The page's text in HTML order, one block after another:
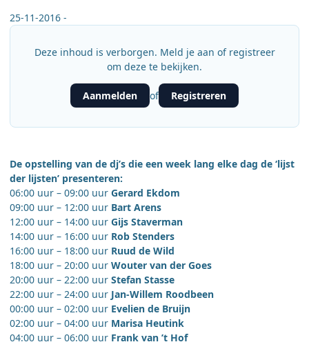
25-11-2016 -
Deze inhoud is verborgen. Meld je aan of registreer
om deze te bekijken.
Aanmelden of Registreren
De opstelling van de dj’s die een week lang elke dag de ‘lijst
der lijsten’ presenteren:
06:00 uur – 09:00 uur Gerard Ekdom
09:00 uur – 12:00 uur Bart Arens
12:00 uur – 14:00 uur Gijs Staverman
14:00 uur – 16:00 uur Rob Stenders
16:00 uur – 18:00 uur Ruud de Wild
18:00 uur – 20:00 uur Wouter van der Goes
20:00 uur – 22:00 uur Stefan Stasse
22:00 uur – 24:00 uur Jan-Willem Roodbeen
00:00 uur – 02:00 uur Evelien de Bruijn
02:00 uur – 04:00 uur Marisa Heutink
04:00 uur – 06:00 uur Frank van ’t Hof